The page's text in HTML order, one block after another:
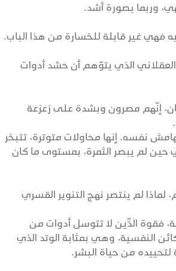
وربما بصورة أشد.
فهي غير قابلة للخسارة من هذا الباب.
العقلاني الذي يتوّهم أن حشد أدوات
إنّهم مصرون وبشدة على زعزعة
نفسه. إنها محاولات متوترة، تتبخر
حين لم يبصر الثمرة، بمستوى ما كان
لماذا لم ينتصر نهج التنوير القسري
فقوة الدِّين لا تتوسل أدوات من
النفسية، وهي بمثابة الوتد الذي
من حياة البشر.